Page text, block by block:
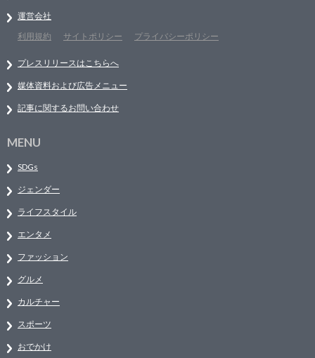
運営会社
利用規約
サイトポリシー プライバシーポリシー
プレスリリースはこちらへ
媒体資料および広告メニュー
記事に関するお問い合わせ
MENU
SDGs
ジェンダー
ライフスタイル
エンタメ
ファッション
グルメ
カルチャー
スポーツ
おでかけ